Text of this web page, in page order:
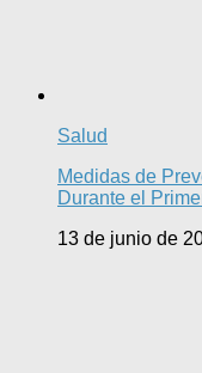
Salud
Medidas de
Durante el
13 de junio de